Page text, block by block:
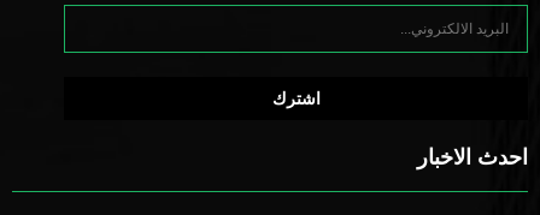
احدث الاخبار